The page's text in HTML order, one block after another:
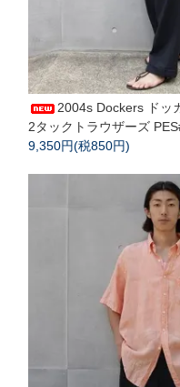
2004s Dockers ドッ
2タックトラウザーズ
9,350円(税850円)